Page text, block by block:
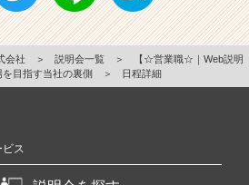
会社 ＞ 説明会一覧 ＞
【☆営業職☆｜Web説明
目指す当社の裏側
＞ 日程詳細
ス